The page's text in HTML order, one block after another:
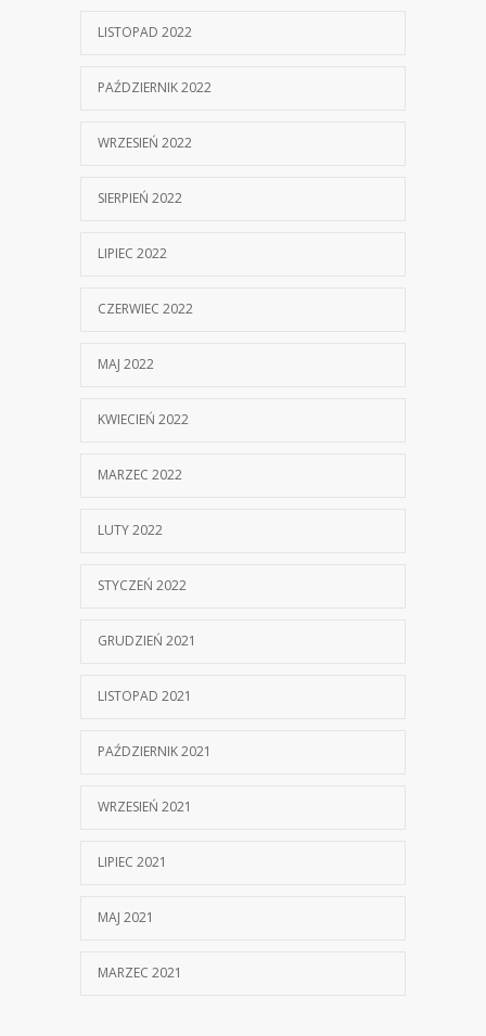
LISTOPAD 2022
PAŹDZIERNIK 2022
WRZESIEŃ 2022
SIERPIEŃ 2022
LIPIEC 2022
CZERWIEC 2022
MAJ 2022
KWIECIEŃ 2022
MARZEC 2022
LUTY 2022
STYCZEŃ 2022
GRUDZIEŃ 2021
LISTOPAD 2021
PAŹDZIERNIK 2021
WRZESIEŃ 2021
LIPIEC 2021
MAJ 2021
MARZEC 2021